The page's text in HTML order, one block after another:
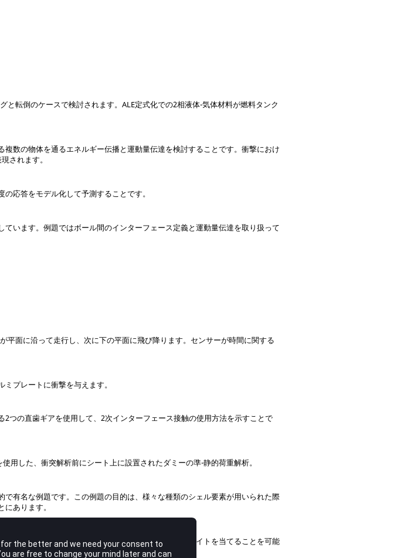
転倒のケースで検討されます。ALE定式化での2相液体-気体材料が燃料タンク
数の物体を通るエネルギー伝播と運動量伝達を検討することです。衝撃におけ
されます。
応答をモデル化して予測することです。
います。例題ではボール間のインターフェース定義と運動量伝達を取り扱って
平面に沿って走行し、次に下の平面に飛び降ります。センサーが時間に関する
プレートに衝撃を与えます。
つの直歯ギアを使用して、2次インターフェース接触の使用方法を示すことで
用した、衝突解析前にシート上に設置されたダミーの準-静的荷重解析。
有名な例題です。この例題の目的は、様々な種類のシェル要素が用いられた際
あります。
。これは、弾性と弾塑性の場合の要素定式化にハイライトを当てることを可能
比較されます。三角形も検討されます。